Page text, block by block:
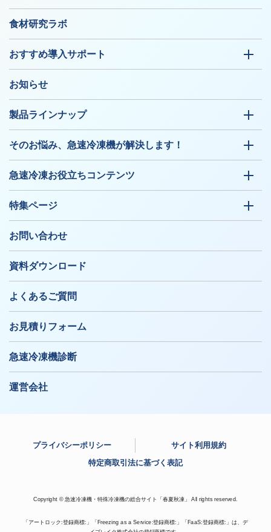
食材研究ラボ
おすすめ導入サポート
お知らせ
製品ラインナップ
そのお悩み、急速冷凍機が解決します！
急速冷凍お役立ちコンテンツ
特集ページ
お問い合わせ
資料ダウンロード
よくあるご質問
お見積りフォーム
急速冷凍機診断
運営会社
プライバシーポリシー
サイト利用規約
特定商取引法に基づく表記
Copyright © 急速冷凍機・特殊冷凍機の総合サイト「春夏秋凍」 All rights reserved.
「アートロック:登録商標:」「Freezing as a Service:登録商標:」「FaaS:登録商標:」は、デ